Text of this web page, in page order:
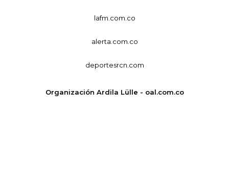
lafm.com.co
alerta.com.co
deportesrcn.com
Organización Ardila Lülle - oal.com.co